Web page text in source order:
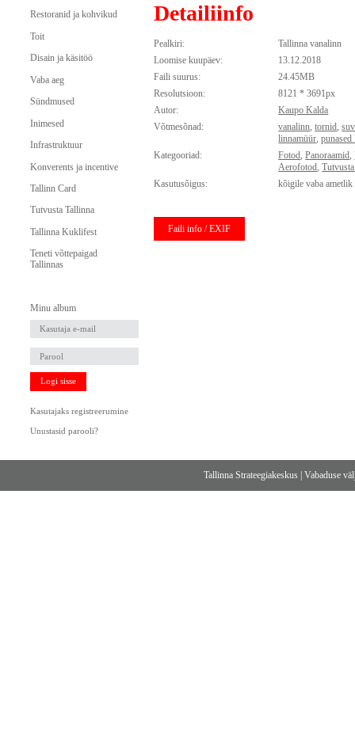
Restoranid ja kohvikud
Toit
Disain ja käsitöö
Vaba aeg
Sündmused
Inimesed
Infrastruktuur
Konverents ja incentive
Tallinn Card
Tutvusta Tallinna
Tallinna Kuklifest
Teneti võttepaigad
Tallinnas
Minu album
Logi sisse
Kasutajaks registreerumine
Unustasid parooli?
Detailiinfo
Pealkiri:
Tallinna vanalinn
Loomise kuupäev:
13.12.2018
Faili suurus:
24.45MB
Resolutsioon:
8121 * 3691px
Autor:
Kaupo Kalda
Võtmesõnad:
vanalinn,tornid,
linnamüür,punased
Kategooriad:
Fotod,Panoraamid,
Aerofotod,
Kasutusõigus:
kõigile vaba
Faili info / EXIF
Tallinna Strateegiakeskus |Vabaduse